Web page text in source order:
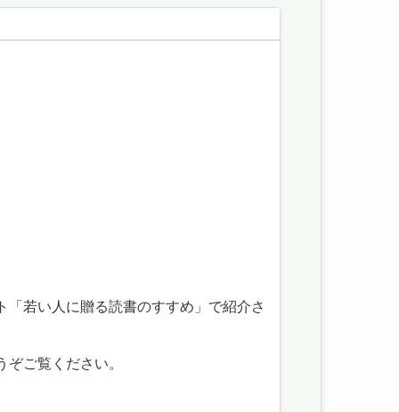
若い人に贈る読書のすすめ」で紹介さ
ご覧ください。